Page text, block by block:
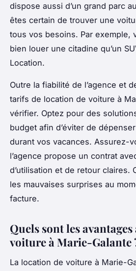
dispose aussi d’un grand parc
êtes certain de trouver une
tous vos besoins. Par exemple,
bien louer une citadine qu’un
Location.
Outre la fiabilité de l’agence et
tarifs de location de voiture à
vérifier. Optez pour des
budget afin d’éviter de
durant vos vacances. Assurez-
l’agence propose un contrat
d’utilisation et de retour claires.
les mauvaises surprises au
facture.
Quels sont les
voiture à Marie-Galante
La location de voiture à Marie-